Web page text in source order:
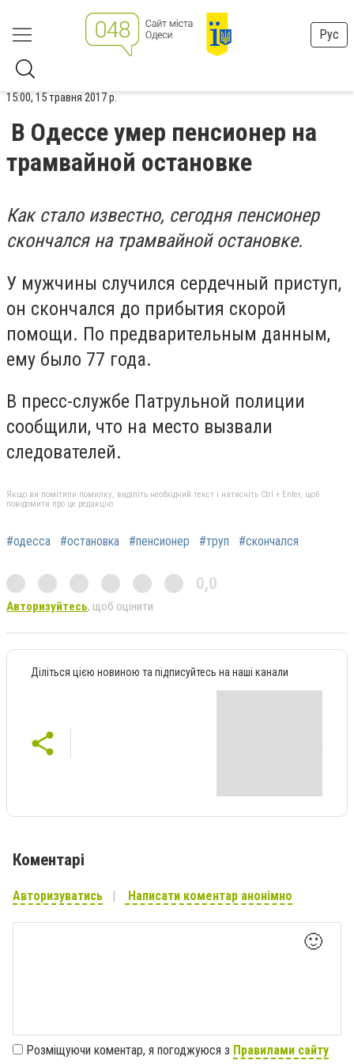
Рус
15:00, 15 травня 2017 р.
В Одессе умер пенсионер на
трамвайной остановке
Как стало известно, сегодня пенсионер
скончался на трамвайной остановке.
У мужчины случился сердечный приступ,
он скончался до прибытия скорой
помощи. По предварительным данным,
ему было 77 года.
В пресс-службе Патрульной полиции
сообщили, что на место вызвали
следователей.
Якщо ви помітили помилку, виділіть необхідний текст і натисніть Ctrl + Enter, щоб
повідомити про це редакцію
#одесса #остановка #пенсионер #труп #скончался
0,0
Авторизуйтесь, щоб оцінити
Діліться цією новиною та підписуйтесь на наші канали
Коментарі
Авторизуватись Написати коментар анонімно
🙂
Розміщуючи коментар, я погоджуюся з Правилами сайту